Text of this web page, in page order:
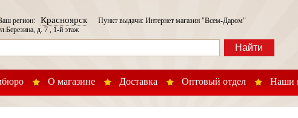
О магазине Доставка Оптовый отдел Наши
регион:КрасноярскПункт выдачи: Интернет магазин "Всем-Даром"
д. 7 , 1-й этаж
Найти